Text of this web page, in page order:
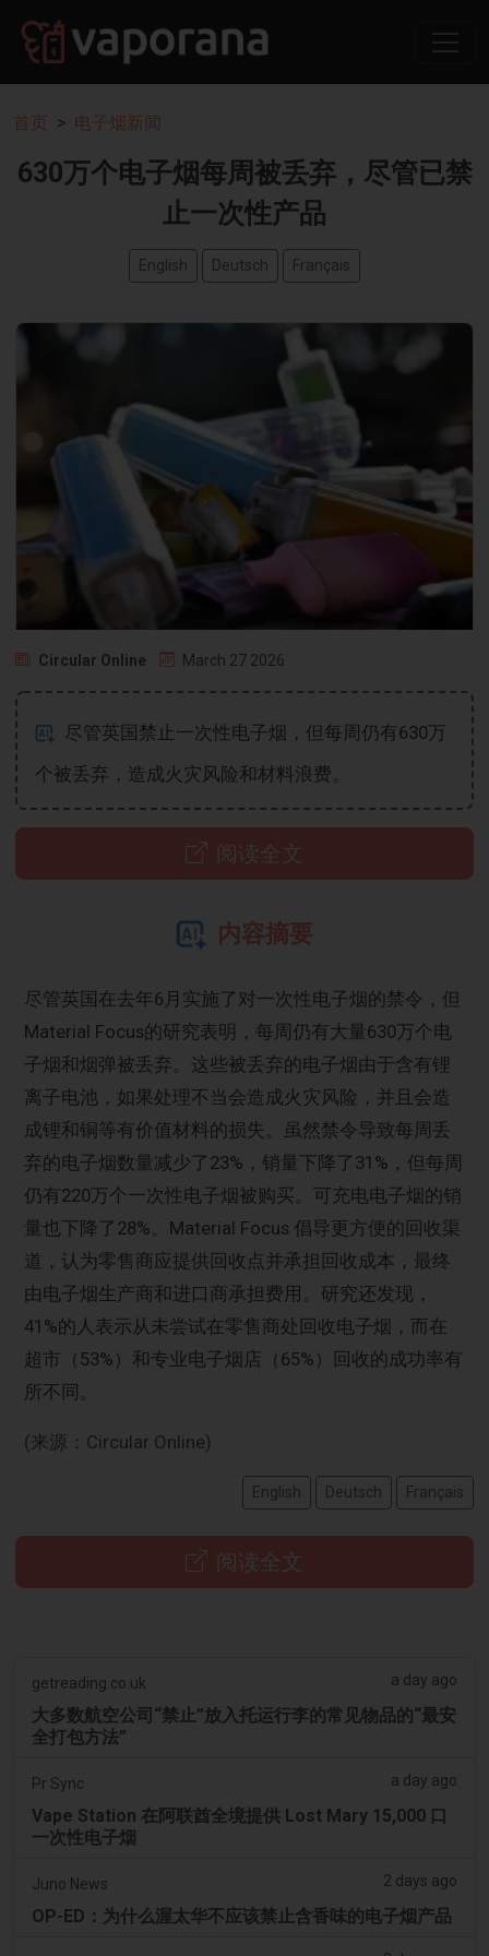
首页 电子烟新闻
630万个电子烟每周被丢弃，尽管已禁
止一次性产品
English Deutsch Français
Circular Online March 27 2026
尽管英国禁止一次性电子烟，但每周仍有630万
个被丢弃，造成火灾风险和材料浪费。
阅读全文
内容摘要
尽管英国在去年6月实施了对一次性电子烟的禁令，但
Material Focus的研究表明，每周仍有大量630万个电
子烟和烟弹被丢弃。这些被丢弃的电子烟由于含有锂
离子电池，如果处理不当会造成火灾风险，并且会造
成锂和铜等有价值材料的损失。虽然禁令导致每周丢
弃的电子烟数量减少了23%，销量下降了31%，但每周
仍有220万个一次性电子烟被购买。可充电电子烟的销
量也下降了28%。Material Focus 倡导更方便的回收渠
道，认为零售商应提供回收点并承担回收成本，最终
由电子烟生产商和进口商承担费用。研究还发现，
41%的人表示从未尝试在零售商处回收电子烟，而在
超市（53%）和专业电子烟店（65%）回收的成功率有
所不同。
(来源：Circular Online)
English Deutsch Français
阅读全文
getreading.co.uk a day ago
大多数航空公司“禁止”放入托运行李的常见物品的“最安
全打包方法”
Pr Sync a day ago
Vape Station 在阿联酋全境提供 Lost Mary 15,000 口
一次性电子烟
Juno News 2 days ago
OP-ED：为什么渥太华不应该禁止含香味的电子烟产品